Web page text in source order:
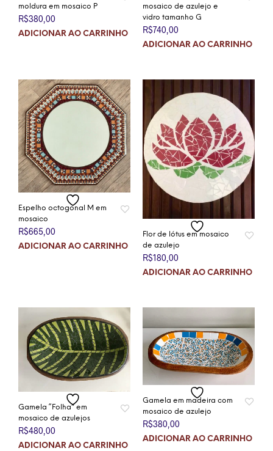
moldura em mosaico P
R$380,00
ADICIONAR AO CARRINHO
mosaico de azulejo e
vidro tamanho G
R$740,00
ADICIONAR AO CARRINHO
Espelho octogonal M em
mosaico
R$665,00
ADICIONAR AO CARRINHO
Flor de lótus em mosaico
de azulejo
R$180,00
ADICIONAR AO CARRINHO
Gamela “Folha” em
mosaico de azulejos
R$480,00
ADICIONAR AO CARRINHO
Gamela em madeira com
mosaico de azulejo
R$380,00
ADICIONAR AO CARRINHO